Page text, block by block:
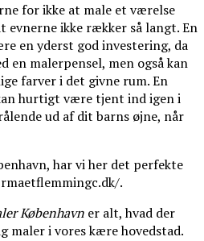
for ikke at male et værelse
evnerne ikke rækker så langt. En
en yderst god investering, da
en malerpensel, men også kan
farver i det givne rum. En
hurtigt være tjent ind igen i
ud af dit barns øjne, når
har vi her det perfekte
.
København er alt, hvad der
maler i vores kære hovedstad.